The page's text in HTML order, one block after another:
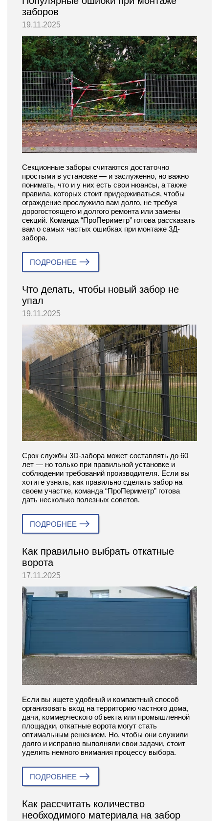
заборов
19.11.2025
Секционные заборы считаются достаточно
простыми в установке — и заслуженно, но важно
понимать, что и у них есть свои нюансы, а также
правила, которых стоит придерживаться, чтобы
ограждение прослужило вам долго, не требуя
дорогостоящего и долгого ремонта или замены
секций. Команда “ПроПериметр” готова рассказать
вам о самых частых ошибках при монтаже 3Д-
забора.
ПОДРОБНЕЕ
Что делать, чтобы новый забор не
упал
19.11.2025
Срок службы 3D-забора может составлять до 60
лет — но только при правильной установке и
соблюдении требований производителя. Если вы
хотите узнать, как правильно сделать забор на
своем участке, команда “ПроПериметр” готова
дать несколько полезных советов.
ПОДРОБНЕЕ
Как правильно выбрать откатные
ворота
17.11.2025
Если вы ищете удобный и компактный способ
организовать вход на территорию частного дома,
дачи, коммерческого объекта или промышленной
площадки, откатные ворота могут стать
оптимальным решением. Но, чтобы они служили
долго и исправно выполняли свои задачи, стоит
уделить немного внимания процессу выбора.
ПОДРОБНЕЕ
Как рассчитать количество
необходимого материала на забор